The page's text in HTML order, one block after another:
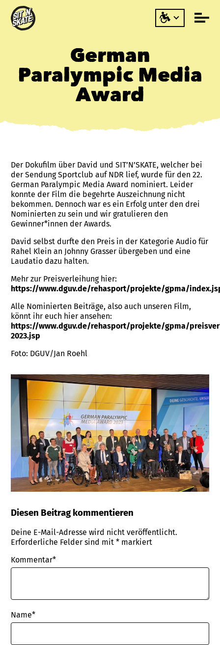
German
Paralympic Media
Award
Der Dokufilm über David und SIT’N’SKATE, welcher bei
der Sendung Sportclub auf NDR lief, wurde für den 22.
German Paralympic Media Award nominiert. Leider
konnte der Film die begehrte Auszeichnung nicht
bekommen. Dennoch war es ein Erfolg unter den drei
Nominierten zu sein und wir gratulieren den
Gewinner*innen der Awards.
David selbst durfte den Preis in der Kategorie Audio für
Rahel Klein an Johnny Grasser übergeben und eine
Laudatio dazu halten.
Mehr zur Preisverleihung hier:
https://www.dguv.de/rehasport/projekte/gpma/
Alle Nominierten Beiträge, also auch unseren Film,
könnt ihr euch hier ansehen:
https://www.dguv.de/rehasport/projekte/gpma/
2023.jsp
Foto: DGUV/Jan Roehl
Diesen Beitrag kommentieren
Deine E-Mail-Adresse wird nicht veröffentlicht.
Erforderliche Felder sind mit* markiert
Kommentar*
Name*